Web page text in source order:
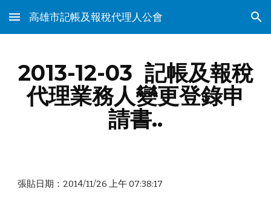
Skip to main content Skip to navigation
高雄市記帳及報稅代理人公會
2013-12-03  記帳及報稅
代理業務人變更登錄申
請書..
張貼日期：2014/11/26 上午 07:38:17